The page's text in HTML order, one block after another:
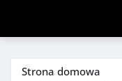
Strona domowa